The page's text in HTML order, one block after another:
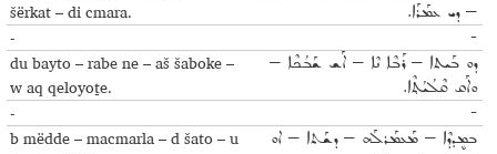
šërkat – di cmara.
– ܕܝ ܥܡܰܪܰܐ.
- -
du bayto – rabe ne – aš šaboke –
w aq qeloyoṯe.
ܕܘ ܒܰܝܬܐ – ܪܰܒܶܐ ܢܶܐ – ܐܰܫ ܫܰܒܳܟܶܐ –
ܘܐܰܩ ܩܶܠܳܝܳܬ݂ܶܐ.
- -
b mëdde – macmarla – d šato – u
ܒܡܷܕܕܶܐ – ܡܰܥܡܰܪܠܰܗ – ܕܫܰܬܐ – ܐܘ